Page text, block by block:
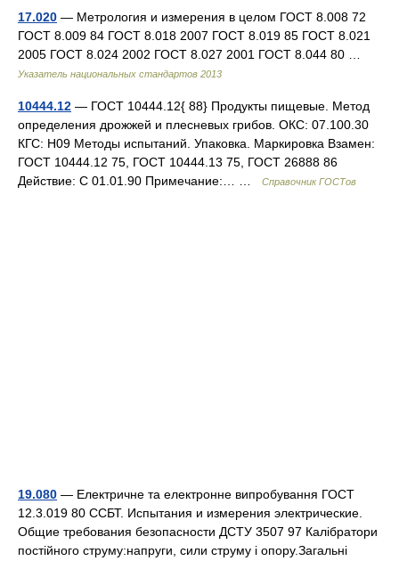
17.020 — Метрология и измерения в целом ГОСТ 8.008 72
ГОСТ 8.009 84 ГОСТ 8.018 2007 ГОСТ 8.019 85 ГОСТ 8.021
2005 ГОСТ 8.024 2002 ГОСТ 8.027 2001 ГОСТ 8.044 80 …
Указатель национальных стандартов 2013
10444.12 — ГОСТ 10444.12{ 88} Продукты пищевые. Метод
определения дрожжей и плесневых грибов. ОКС: 07.100.30
КГС: Н09 Методы испытаний. Упаковка. Маркировка Взамен:
ГОСТ 10444.12 75, ГОСТ 10444.13 75, ГОСТ 26888 86
Действие: С 01.01.90 Примечание:… …
Справочник ГОСТов
19.080 — Електричне та електронне випробування ГОСТ
12.3.019 80 ССБТ. Испытания и измерения электрические.
Общие требования безопасности ДСТУ 3507 97 Калібратори
постійного струму:напруги, сили струму і опору.Загальні